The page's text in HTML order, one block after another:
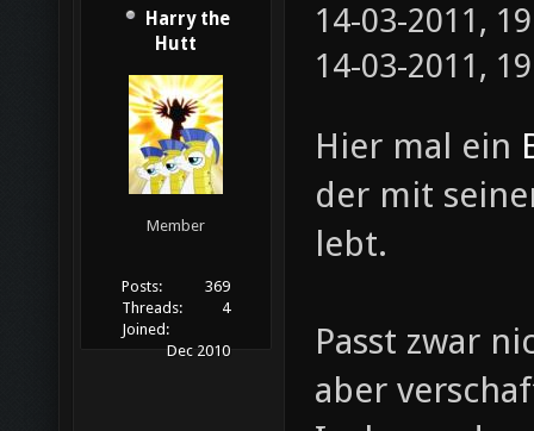
Harry the
Hutt
Member
Posts:
369
Threads:
4
Joined:
Dec 2010
14-03-2011,
14-03-2011,
Hier mal ein
der mit
lebt.
Passt zwar
aber